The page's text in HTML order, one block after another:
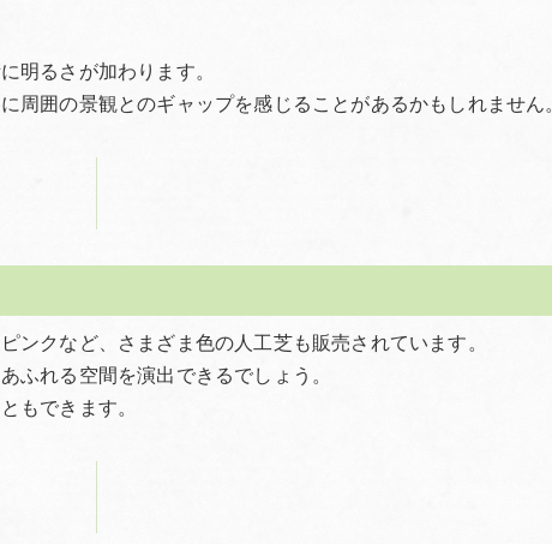
明るさが加わります。
周囲の景観とのギャップを感じることがあるかもしれません。
クなど、さまざま色の人工芝も販売されています。
ふれる空間を演出できるでしょう。
もできます。